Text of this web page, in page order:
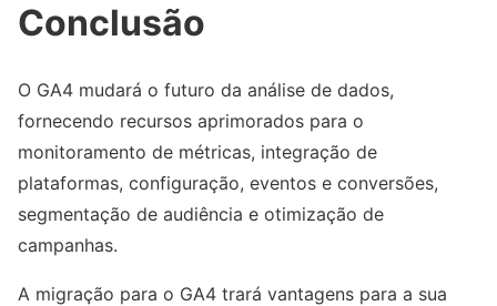
Conclusão
O GA4 mudará o futuro da análise de dados,
fornecendo recursos aprimorados para o
monitoramento de métricas, integração de
plataformas, configuração, eventos e conversões,
segmentação de audiência e otimização de
campanhas.
A migração para o GA4 trará vantagens para a sua